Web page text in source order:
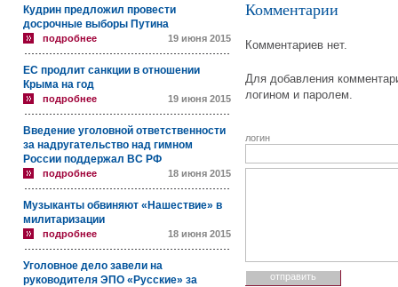
Кудрин предложил провести
досрочные выборы Путина
подробнее 19 июня 2015
ЕС продлит санкции в отношении
Крыма на год
подробнее 19 июня 2015
Введение уголовной ответственности
за надругательство над гимном
России поддержал ВС РФ
подробнее 18 июня 2015
Музыканты обвиняют «Нашествие» в
милитаризации
подробнее 18 июня 2015
Уголовное дело завели на
руководителя ЭПО «Русские» за
Комментарии
Комментариев нет.
Для добавления
логином и паролем.
логин